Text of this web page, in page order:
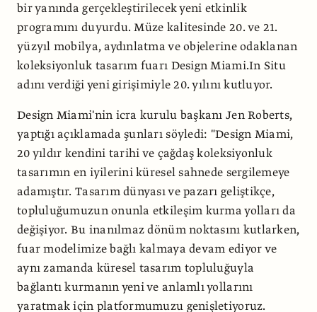
bir yanında gerçekleştirilecek yeni etkinlik
programını duyurdu. Müze kalitesinde 20. ve 21.
yüzyıl mobilya, aydınlatma ve objelerine odaklanan
koleksiyonluk tasarım fuarı Design Miami.In Situ
adını verdiği yeni girişimiyle 20. yılını kutluyor.
Design Miami'nin icra kurulu başkanı Jen Roberts,
yaptığı açıklamada şunları söyledi: "Design Miami,
20 yıldır kendini tarihi ve çağdaş koleksiyonluk
tasarımın en iyilerini küresel sahnede sergilemeye
adamıştır. Tasarım dünyası ve pazarı geliştikçe,
topluluğumuzun onunla etkileşim kurma yolları da
değişiyor. Bu inanılmaz dönüm noktasını kutlarken,
fuar modelimize bağlı kalmaya devam ediyor ve
aynı zamanda küresel tasarım topluluğuyla
bağlantı kurmanın yeni ve anlamlı yollarını
yaratmak için platformumuzu genişletiyoruz.